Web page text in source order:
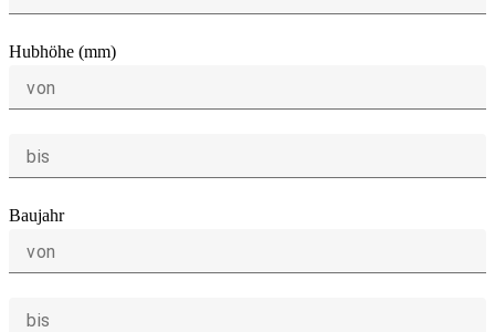
Hubhöhe (mm)
von
bis
Baujahr
von
bis